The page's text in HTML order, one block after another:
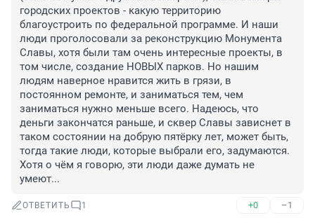
городских проектов - какую территорию
благоустроить по федеральной программе. И наши
люди проголосовали за реконструкцию Монумента
Славы, хотя были там очень интересные проекты, в
том числе, создание НОВЫХ парков. Но нашим
людям наверное нравится жить в грязи, в
постоянном ремонте, и заниматься тем, чем
заниматься нужно меньше всего. Надеюсь, что
деньги закончатся раньше, и сквер Славы зависнет в
таком состоянии на добрую пятёрку лет, может быть,
тогда такие люди, которые выбрали его, задумаются.
Хотя о чём я говорю, эти люди даже думать не
умеют...
ОТВЕТИТЬ 1 +0 –1